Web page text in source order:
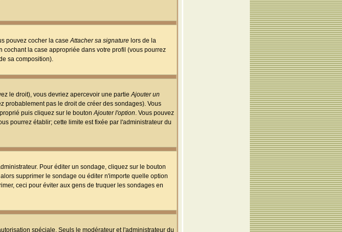
pouvez cocher la caseAttacher sa signature lors de la
la case appropriée dans votre profil (vous pourrez
sa composition).
le droit), vous devriez apercevoir une partieAjouter un
probablement pas le droit de créer des sondages). Vous
puis cliquez sur le boutonAjouter l'option. Vous pouvez
pourrez établir; cette limite est fixée par l'administrateur du
Pour éditer un sondage, cliquez sur le bouton
supprimer le sondage ou éditer n'importe quelle option
ceci pour éviter aux gens de truquer les sondages en
spéciale. Seuls le modérateur et l'administrateur du